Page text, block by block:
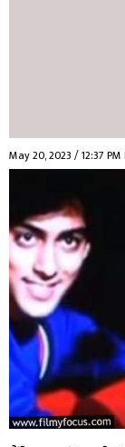
May 20, 2023 / 12:37 PM